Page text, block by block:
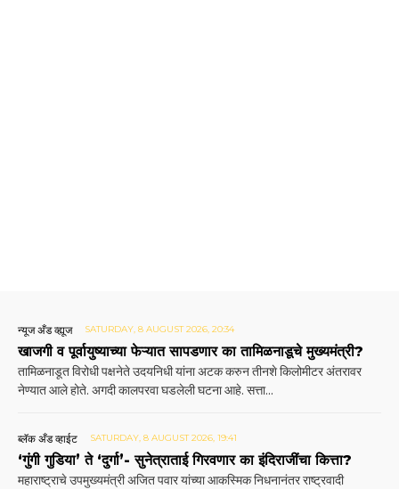
न्यूज अँड व्ह्यूज SATURDAY, 8 AUGUST 2026, 20:34
खाजगी व पूर्वायुष्याच्या फेऱ्यात सापडणार का तामिळनाडूचे मुख्यमंत्री?
तामिळनाडूत विरोधी पक्षनेते उदयनिधी यांना अटक करुन तीनशे किलोमीटर अंतरावर
नेण्यात आले होते. अगदी कालपरवा घडलेली घटना आहे. सत्ता...
ब्लॅक अँड व्हाईट SATURDAY, 8 AUGUST 2026, 19:41
‘गुंगी गुडिया’ ते ‘दुर्गा’- सुनेत्राताई गिरवणार का इंदिराजींचा कित्ता?
महाराष्ट्राचे उपमुख्यमंत्री अजित पवार यांच्या आकस्मिक निधनानंतर राष्ट्रवादी